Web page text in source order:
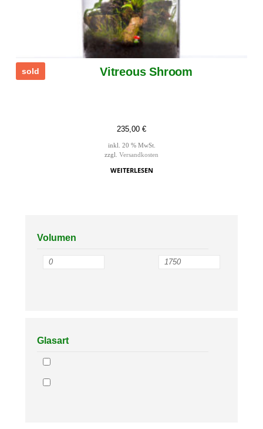
sold Vitreous Shroom
235,00 €
inkl. 20 % MwSt.
zzgl. Versandkosten
WEITERLESEN
Volumen
Glasart